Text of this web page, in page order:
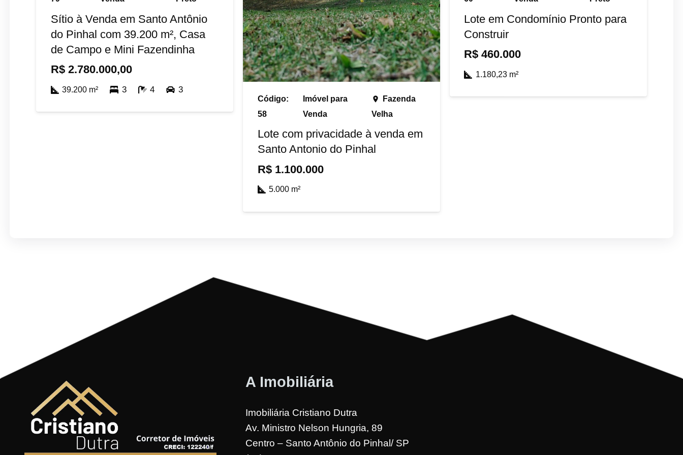
Sítio à Venda em Santo Antônio
do Pinhal com 39.200 m², Casa
de Campo e Mini Fazendinha
R$ 2.780.000,00
39.200 m² 3 4 3
Código:
58
Imóvel para
Venda
place
Fazenda
Velha
Lote com privacidade à venda em
Santo Antonio do Pinhal
R$ 1.100.000
5.000m²
Lote em Condomínio Pronto para
Construir
R$460.000
1.180,23m²
A Imobiliária
Imobiliária Cristiano Dutra
Av. Ministro Nelson Hungria, 89
Centro – Santo Antônio do Pinhal/ SP